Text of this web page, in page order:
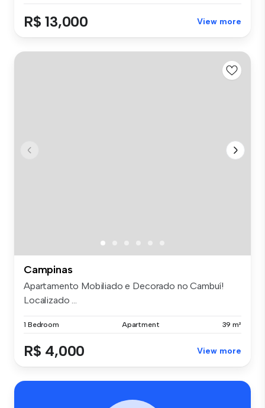
R$ 13,000 View more
Campinas
Apartamento Mobiliado e Decorado no Cambuí!
Localizado ...
1 Bedroom Apartment 39 m²
R$ 4,000 View more